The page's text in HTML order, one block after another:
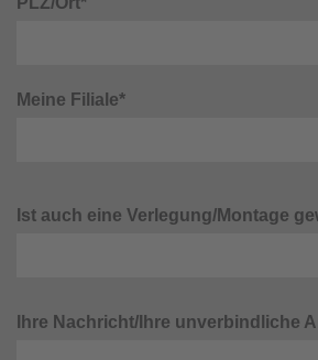
Meine Filiale*
Ist auch eine Verlegung/Montage
Ihre Nachricht/Ihre unverbindliche